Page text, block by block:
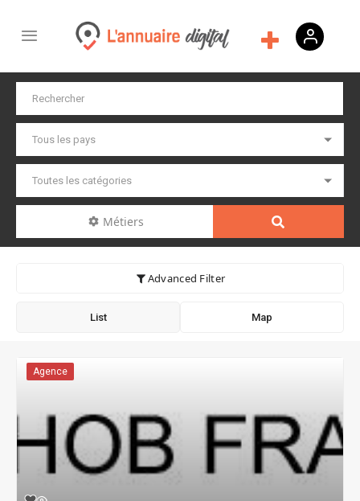
Métiers
Advanced Filter
List Map
Agence